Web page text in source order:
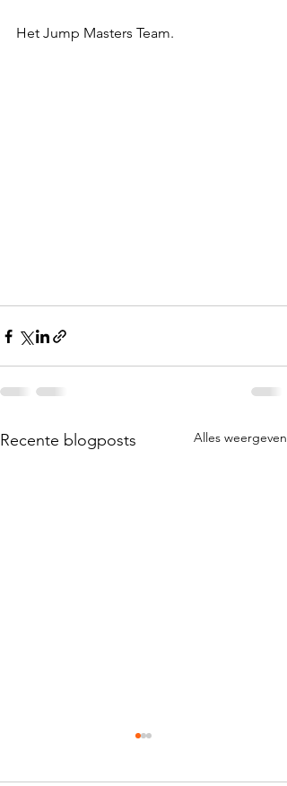
Het Jump Masters Team.
Recente blogposts Alles weergeven